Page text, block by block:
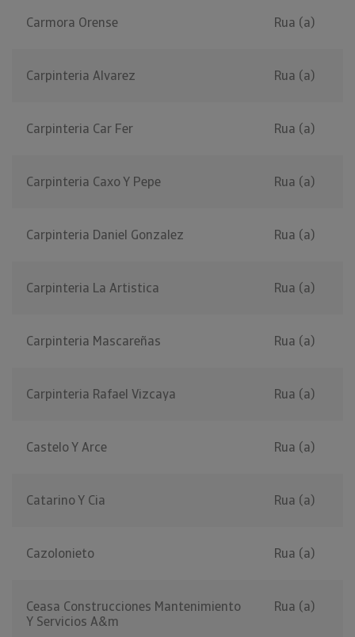
Carmora Orense Rua (a)
Carpinteria Alvarez Rua (a)
Carpinteria Car Fer Rua (a)
Carpinteria Caxo Y Pepe Rua (a)
Carpinteria Daniel Gonzalez Rua (a)
Carpinteria La Artistica Rua (a)
Carpinteria Mascareñas Rua (a)
Carpinteria Rafael Vizcaya Rua (a)
Castelo Y Arce Rua (a)
Catarino Y Cia Rua (a)
Cazolonieto Rua (a)
Ceasa Construcciones Mantenimiento
Y Servicios A&m
Rua (a)